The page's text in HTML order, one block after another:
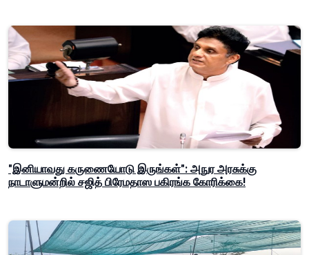
"இனியாவது கருணையோடு இருங்கள்": அநுர அரசுக்கு
நாடாளுமன்றில் சஜித் பிரேமதாஸ பகிரங்க கோரிக்கை!